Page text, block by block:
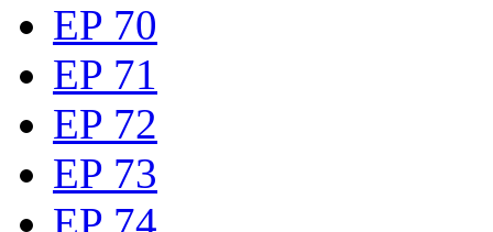
EP 70
EP 71
EP 72
EP 73